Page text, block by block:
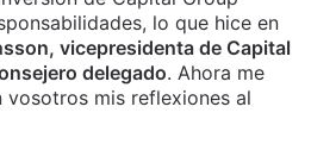
lo que hice en
vicepresidenta de Capital
delegado. Ahora me
mis reflexiones al